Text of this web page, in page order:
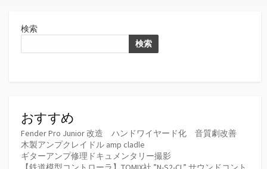
検索
検索
おすすめ
Fender Pro Junior 改造 ハンドワイヤード化 音質劇改善
木製アンプクレイドル amp cladle
ギターアンプ修理ドキュメンタリー撮影